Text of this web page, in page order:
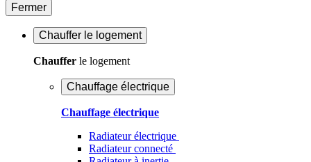
Fermer
Chauffer le logement
Chauffer le logement
Chauffage électrique
Chauffage électrique
Radiateur électrique
Radiateur connecté